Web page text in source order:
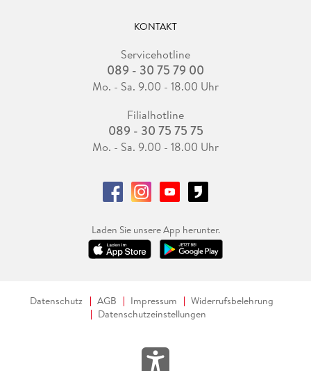
KONTAKT
Servicehotline
089 - 30 75 79 00
Mo. - Sa. 9.00 - 18.00 Uhr
Filialhotline
089 - 30 75 75 75
Mo. - Sa. 9.00 - 18.00 Uhr
Laden Sie unsere App herunter.
Datenschutz AGB Impressum
Widerrufsbelehrung
Datenschutzeinstellungen